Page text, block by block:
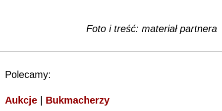
Foto i treść: materiał partnera
Polecamy:
Aukcje Bukmacherzy